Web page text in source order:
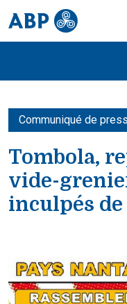
Communiqué de
Tombola,
vide-
inculpés